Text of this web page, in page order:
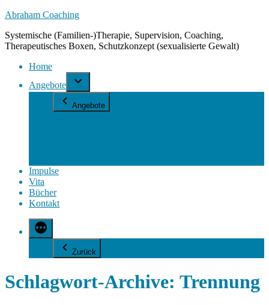
Zum
springen
Abraham Coaching
Systemische (Familien-)Therapie, Supervision, Coaching,
Therapeutisches Boxen, Schutzkonzept (sexualisierte Gewalt)
Home
Angebote
Angebote
Impulse
Vita
Bücher
Kontakt
Zurück
Schlagwort-Archive: Trennung